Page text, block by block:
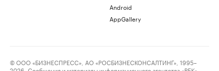
Android
AppGallery
© ООО «БИЗНЕСПРЕСС», АО «РОСБИЗНЕСКОНСАЛТИНГ», 1995–